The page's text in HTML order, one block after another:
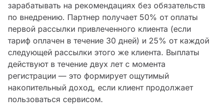
зарабатывать на рекомендациях без обязательств
по внедрению. Партнер получает 50% от оплаты
первой рассылки привлеченного клиента (если
тариф оплачен в течение 30 дней) и 25% от каждой
следующей рассылки этого же клиента. Выплаты
действуют в течение двух лет с момента
регистрации — это формирует ощутимый
накопительный доход, если клиент продолжает
пользоваться сервисом.